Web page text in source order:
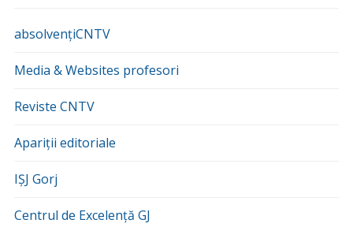
absolvențiCNTV
Media & Websites profesori
Reviste CNTV
Apariții editoriale
IȘJ Gorj
Centrul de Excelență GJ